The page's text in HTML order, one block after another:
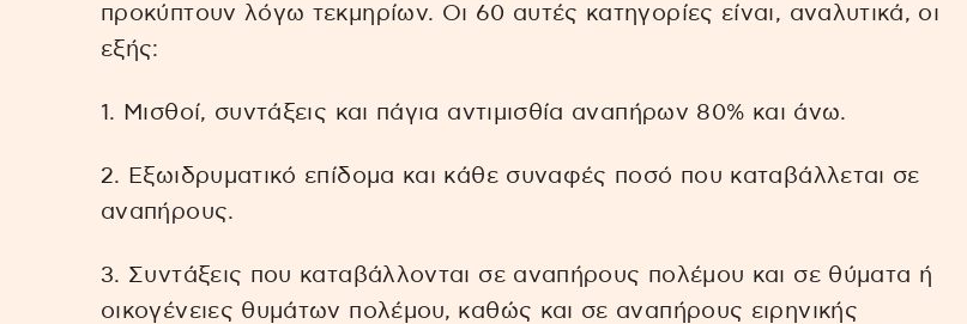
προκύπτουν λόγω τεκμηρίων. Οι 60 αυτές κατηγορίες είναι, αναλυτικά, οι
εξής:
1. Μισθοί, συντάξεις και πάγια αντιμισθία αναπήρων 80% και άνω.
2. Εξωιδρυματικό επίδομα και κάθε συναφές ποσό που καταβάλλεται σε
αναπήρους.
3. Συντάξεις που καταβάλλονται σε αναπήρους πολέμου και σε θύματα ή
οικογένειες θυμάτων πολέμου, καθώς και σε αναπήρους ειρηνικής